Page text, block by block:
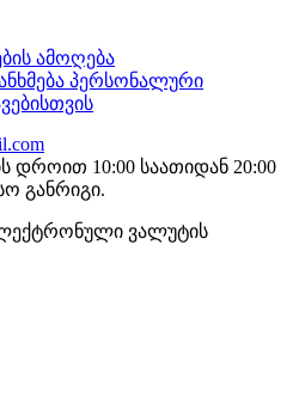
ამოღება
პერსონალური
დროით 10:00 საათიდან 20:00
განრიგი.
ვალუტის